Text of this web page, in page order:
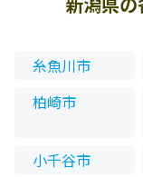
糸魚川市
柏崎市
小千谷市